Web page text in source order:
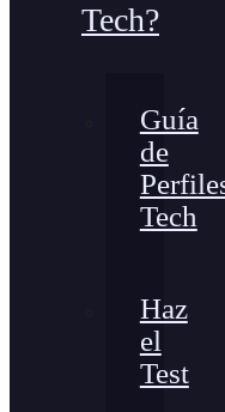
Tech?
Guía
de
Tech
Haz
el
Test